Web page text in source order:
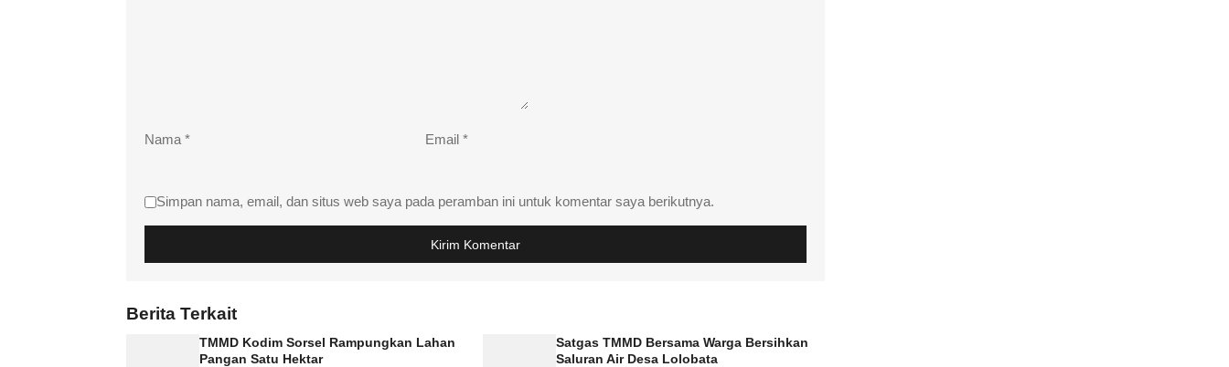
Nama * Email *
Simpan nama, email, dan situs web saya pada peramban ini untuk komentar saya berikutnya.
Berita Terkait
TMMD Kodim Sorsel Rampungkan Lahan
Pangan Satu Hektar
Satgas TMMD Bersama Warga Bersihkan
Saluran Air Desa Lolobata